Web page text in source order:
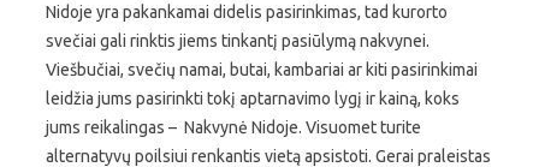
Nidoje yra pakankamai didelis pasirinkimas, tad kurorto
svečiai gali rinktis jiems tinkantį pasiūlymą nakvynei.
Viešbučiai, svečių namai, butai, kambariai ar kiti pasirinkimai
leidžia jums pasirinkti tokį aptarnavimo lygį ir kainą, koks
jums reikalingas – Nakvynė Nidoje. Visuomet turite
alternatyvų poilsiui renkantis vietą apsistoti. Gerai praleistas